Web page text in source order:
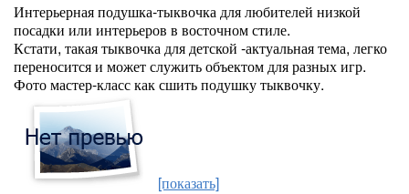
Интерьерная подушка-тыквочка для любителей низкой
посадки или интерьеров в восточном стиле.
Кстати, такая тыквочка для детской -актуальная тема, легко
переносится и может служить объектом для разных игр.
Фото мастер-класс как сшить подушку тыквочку.
[показать]